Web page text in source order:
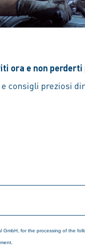
ora e non perderti
consigli preziosi
GmbH, for the processing of the